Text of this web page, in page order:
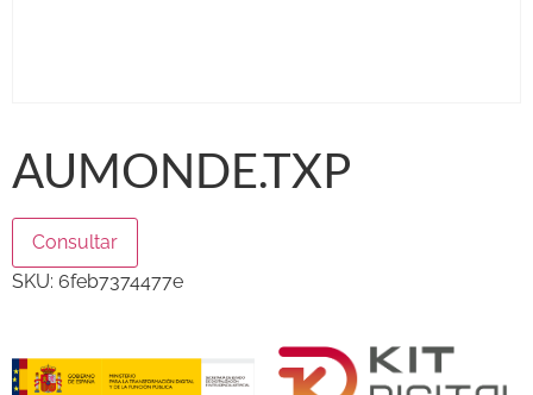
AUMONDE.TXP
Consultar
SKU: 6feb7374477e